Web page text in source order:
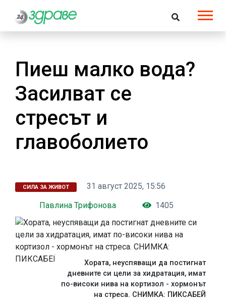
Пиеш малко вода?
Засилват се
стресът и
главоболието
СИЛА ЗА ЖИВОТ
31 август 2025, 15:56
Павлина Трифонова
1405
Хората, неуспяващи да постигнат
дневните си цели за хидратация, имат
по-високи нива на кортизол - хормонът
на стреса. СНИМКА: ПИКСАБЕЙ